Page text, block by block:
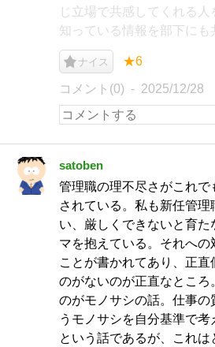
じ立場で共感してくれる
知っている情報を部下に
ナイス ★6
コメント(0) 2025/12/28
satoben
管理職の理不尽さがこれ
されている。私も新任管
い、厳しくできないと育
マを抱えている。それへ
ことが書かれてあり、正
のがないのが正直なところ
のがモノサシの話。仕事の
うモノサシを自分基準で
という話であるが、これは